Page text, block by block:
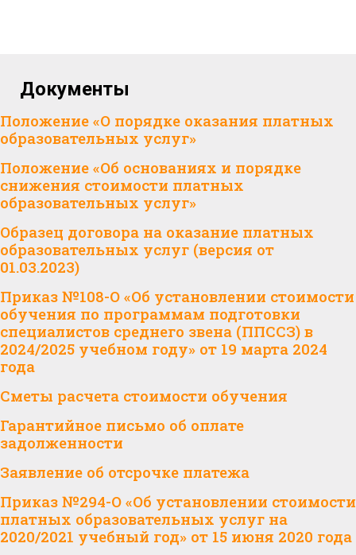
Документы
Положение «О порядке оказания платных
образовательных услуг»
Положение «Об основаниях и порядке
снижения стоимости платных
образовательных услуг»
Образец договора на оказание платных
образовательных услуг (версия от
01.03.2023)
Приказ №108-О «Об установлении стоимости
обучения по программам подготовки
специалистов среднего звена (ППССЗ) в
2024/2025 учебном году» от 19 марта 2024
года
Сметы расчета стоимости обучения
Гарантийное письмо об оплате
задолженности
Заявление об отсрочке платежа
Приказ №294-О «Об установлении стоимости
платных образовательных услуг на
2020/2021 учебный год» от 15 июня 2020 года